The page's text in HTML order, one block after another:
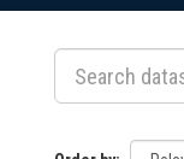
content